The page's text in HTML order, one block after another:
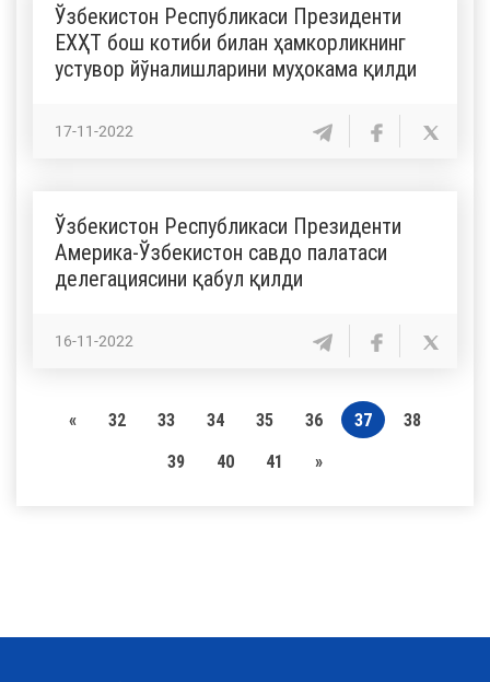
Ўзбекистон Республикаси Президенти
ЕХҲТ бош котиби билан ҳамкорликнинг
устувор йўналишларини муҳокама қилди
17-11-2022
Ўзбекистон Республикаси Президенти
Америка-Ўзбекистон савдо палатаси
делегациясини қабул қилди
16-11-2022
« 32 33 34 35 36 37
38
39
40 41 »